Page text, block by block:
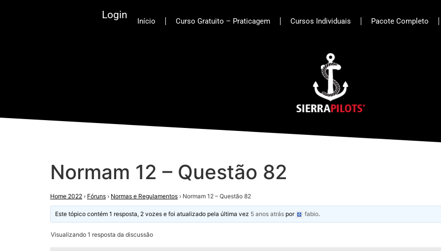
Início Curso Gratuito – Praticagem Cursos Individuais Pacote Completo
Login
Normam 12 – Questão 82
Home 2022 › Fóruns › Normas e Regulamentos › Normam 12 – Questão 82
Este tópico contém 1 resposta, 2 vozes e foi atualizado pela última vez 5 anos atrás por fabio.
Visualizando 1 resposta da discussão